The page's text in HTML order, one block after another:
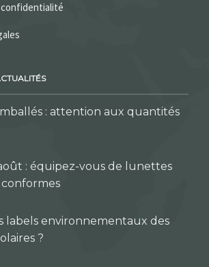
: attention aux quantités
: équipez-vous de lunettes
labels environnementaux des
?